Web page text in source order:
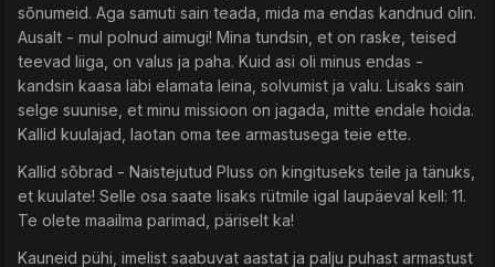
sõnumeid. Aga samuti sain teada, mida ma endas kandnud olin.
Ausalt - mul polnud aimugi! Mina tundsin, et on raske, teised
teevad liiga, on valus ja paha. Kuid asi oli minus endas -
kandsin kaasa läbi elamata leina, solvumist ja valu. Lisaks sain
selge suunise, et minu missioon on jagada, mitte endale hoida.
Kallid kuulajad, laotan oma tee armastusega teie ette.
Kallid sõbrad - Naistejutud Pluss on kingituseks teile ja tänuks,
et kuulate! Selle osa saate lisaks rütmile igal laupäeval kell: 11.
Te olete maailma parimad, päriselt ka!
Kauneid pühi, imelist saabuvat aastat ja palju puhast armastust